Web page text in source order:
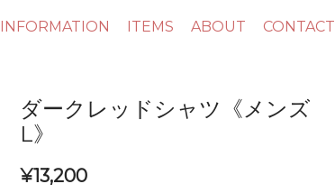
INFORMATION ITEMS ABOUT CONTACT
ダークレッドシャツ《メンズ
L》
¥13,200